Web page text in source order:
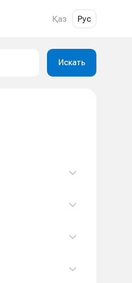
Қаз Рус
Искать